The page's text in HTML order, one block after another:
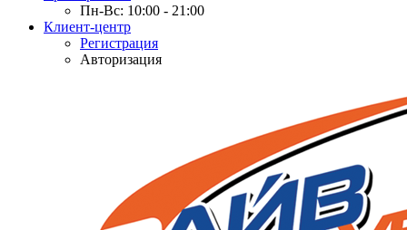
Пн-Вс: 10:00 - 21:00
Клиент-центр
Регистрация
Авторизация